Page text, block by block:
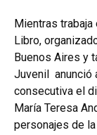
Mientras
Libro,
Buenos Aires y
Juvenil anunció
consecutiva el
María Teresa
personajes de